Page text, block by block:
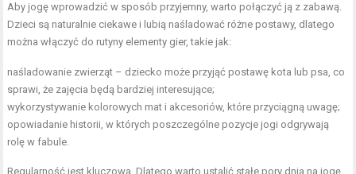
Aby jogę wprowadzić w sposób przyjemny, warto połączyć ją z zabawą.
Dzieci są naturalnie ciekawe i lubią naśladować różne postawy, dlatego
można włączyć do rutyny elementy gier, takie jak:
naśladowanie zwierząt – dziecko może przyjąć postawę kota lub psa, co
sprawi, że zajęcia będą bardziej interesujące;
wykorzystywanie kolorowych mat i akcesoriów, które przyciągną uwagę;
opowiadanie historii, w których poszczególne pozycje jogi odgrywają
rolę w fabule.
Regularność jest kluczowa. Dlatego warto ustalić stałe pory dnia na jogę,